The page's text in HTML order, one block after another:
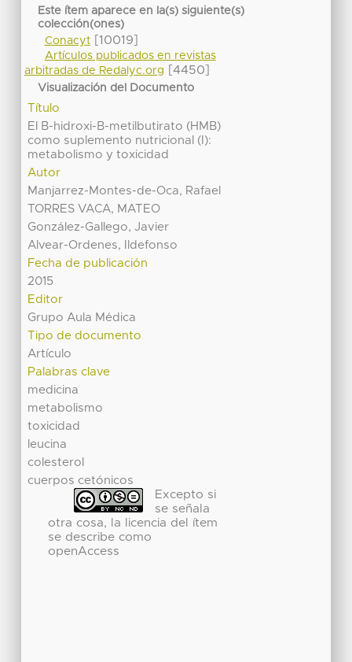
Este ítem aparece en la(s) siguiente(s)
colección(ones)
Conacyt[10019]
Artículos publicados en revistas
arbitradas de Redalyc.org
[4450]
Visualización del Documento
Título
El B-hidroxi-B-metilbutirato (HMB)
como suplemento nutricional (I):
metabolismo y toxicidad
Autor
Manjarrez-Montes-de-Oca, Rafael
TORRES VACA, MATEO
González-Gallego, Javier
Alvear-Ordenes, Ildefonso
Fecha de publicación
2015
Editor
Grupo Aula Médica
Tipo de documento
Artículo
Palabras clave
medicina
metabolismo
toxicidad
leucina
colesterol
cuerpos cetónicos
Excepto si
se señala
otra cosa, la licencia del ítem
se describe como
openAccess